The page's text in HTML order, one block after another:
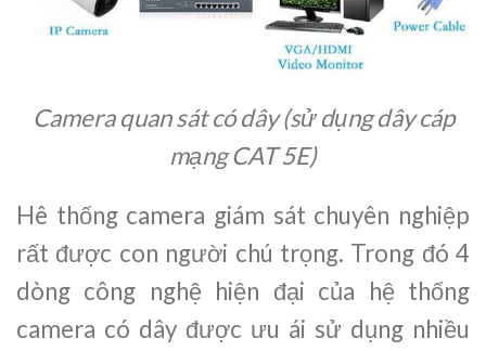
Camera quan sát có dây (sử dụng dây cáp
mạng CAT 5E)
Hê thống camera giám sát chuyên nghiệp
rất được con người chú trọng. Trong đó 4
dòng công nghệ hiện đại của hệ thống
camera có dây được ưu ái sử dụng nhiều